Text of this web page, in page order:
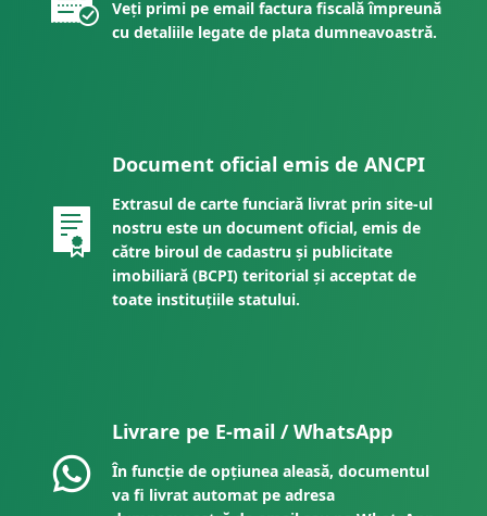
Veți primi pe email factura fiscală împreună
cu detaliile legate de plata dumneavoastră.
Document oficial emis de ANCPI
Extrasul de carte funciară livrat prin site-ul
nostru este un document oficial, emis de
către biroul de cadastru și publicitate
imobiliară (BCPI) teritorial și acceptat de
toate instituțiile statului.
Livrare pe E-mail / WhatsApp
În funcție de opțiunea aleasă, documentul
va fi livrat automat pe adresa